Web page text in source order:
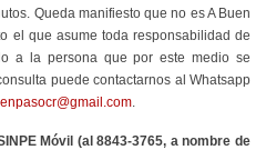
Queda manifiesto que no es A Buen
el que asume toda responsabilidad de
a la persona que por este medio se
puede contactarnos al Whatsapp
Móvil (al 8843-3765, a nombre de